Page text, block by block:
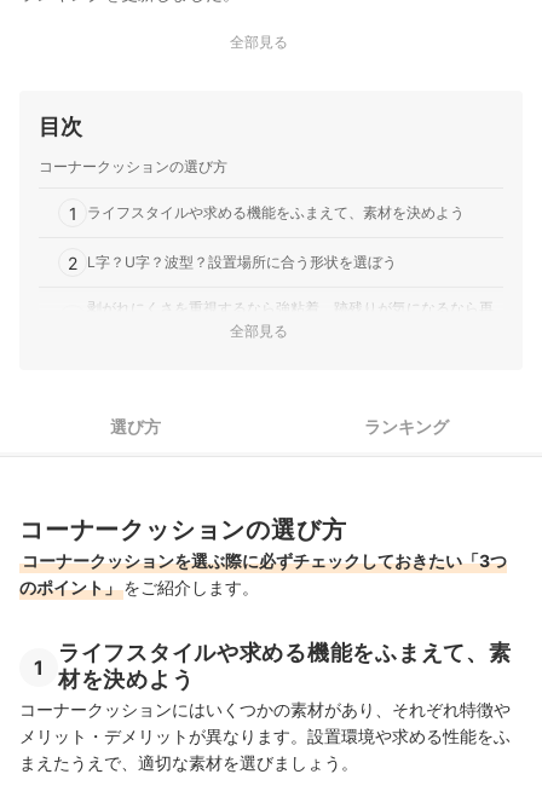
全部見る
目次
コーナークッションの選び方
1 ライフスタイルや求める機能をふまえて、素材を決めよう
2 L字？U字？波型？設置場所に合う形状を選ぼう
剥がれにくさを重視するなら強粘着、跡残りが気になるなら再
コーナークッションの売れ筋ランキングもチェック！
全部見る
選び方 ランキング
コーナークッションの選び方
コーナークッションを選ぶ際に必ずチェックしておきたい「3つ
のポイント」をご紹介します。
1
ライフスタイルや求める機能をふまえて、素
材を決めよう
コーナークッションにはいくつかの素材があり、それぞれ特徴や
メリット・デメリットが異なります。設置環境や求める性能をふ
まえたうえで、適切な素材を選びましょう。